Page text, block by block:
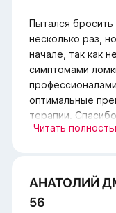
Пытался бросить
несколько раз,
начале, так как
симптомами
оптимальные
терапии.
вселил в меня
Читать
АНАТОЛИЙ
56